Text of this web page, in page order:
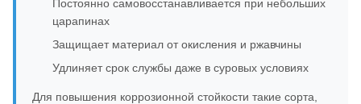
Постоянно самовосстанавливается при небольших
царапинах
Защищает материал от окисления и ржавчины
Удлиняет срок службы даже в суровых условиях
Для повышения коррозионной стойкости такие сорта,